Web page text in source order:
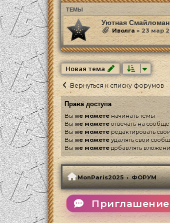
ТЕМЫ
Уютная
Иволга » 23 мар
Новая тема
Вернуться к списку форумов
Права доступа
Выне можетеначинать темы
Вы не можете отвечать на
Вы не можете редактировать
Выне можете удалять свои
Выне можете добавлять
MonParis2025 ФОРУМ
Приглашение